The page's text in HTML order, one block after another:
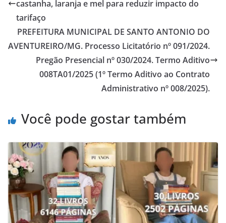
castanha, laranja e mel para reduzir impacto do
tarifaço
PREFEITURA MUNICIPAL DE SANTO ANTONIO DO
AVENTUREIRO/MG. Processo Licitatório nº 091/2024.
Pregão Presencial nº 030/2024. Termo Aditivo
008TA01/2025 (1º Termo Aditivo ao Contrato
Administrativo nº 008/2025).
Você pode gostar também